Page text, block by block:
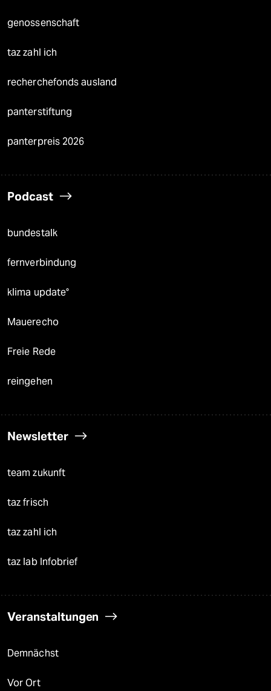
genossenschaft
taz zahl ich
recherchefonds ausland
panterstiftung
panterpreis 2026
Podcast
bundestalk
fernverbindung
klima update°
Mauerecho
Freie Rede
reingehen
Newsletter
team zukunft
taz frisch
taz zahl ich
taz lab Infobrief
Veranstaltungen
Demnächst
Vor Ort